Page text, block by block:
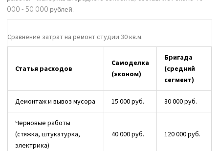
000 - 50 000 рублей.
Сравнение затрат на ремонт студии 30 кв.м.
Статья расходов
Самоделка
(эконом)
Бригада
(средний
сегмент)
Демонтаж и вывоз мусора 15 000 руб. 30 000 руб.
Черновые работы
(стяжка, штукатурка,
электрика)
40 000 руб. 120 000 руб.